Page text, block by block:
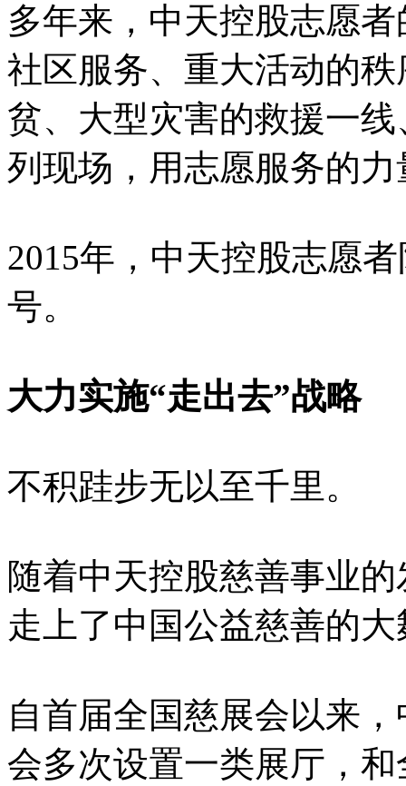
多年来，中天控股志愿
社区服务、重大活动的
贫、大型灾害的救援一
列现场，用志愿服务的
2015年，中天控股志愿
号。
大力实施“走出去”战略
不积跬步无以至千里。
随着中天控股慈善事业
走上了中国公益慈善的大
自首届全国慈展会以来
会多次设置一类展厅，